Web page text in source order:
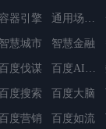
器引擎 通用场景OCR
MapReduce 简单消息服务
数据仓库Palo 容器镜像服务
智慧城市 智慧金融
百度伐谋 百度AI搜索
百度搜索 百度大脑
百度营销 百度如流